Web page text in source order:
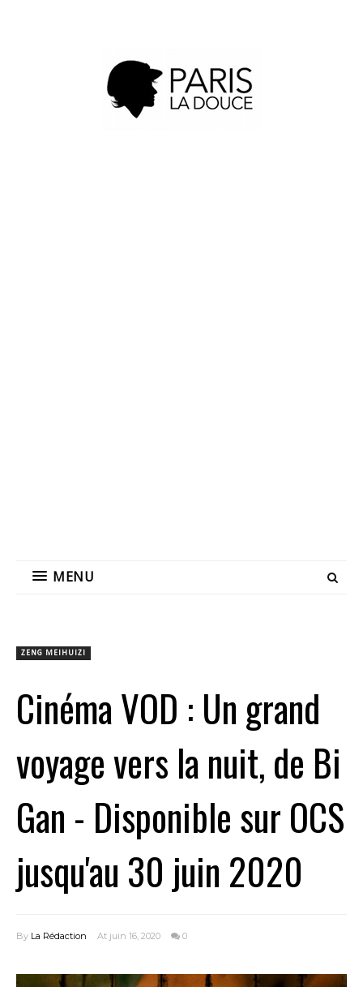
MENU
ZENG MEIHUIZI
Cinéma VOD : Un grand
voyage vers la nuit, de Bi
Gan - Disponible sur OCS
jusqu'au 30 juin 2020
By La Rédaction At juin 16, 2020 0